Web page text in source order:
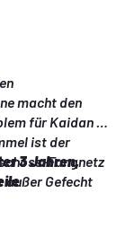
macht den
für Kaidan
ist der
Fangnetz
außer Gefecht
3 Jahren,